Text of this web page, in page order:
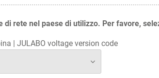
rete nel paese di utilizzo. Per favore,
| JULABO voltage version code